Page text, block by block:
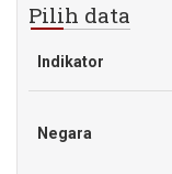
Pilih data
Indikator
Negara